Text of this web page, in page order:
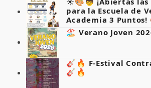
para la Escuela de
Academia 3 Puntos!
🏖️ Verano Joven
🎸🔥 F-Estival
🎸🔥